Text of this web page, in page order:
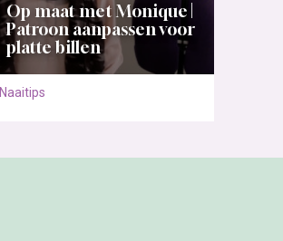
Op maat met Monique |
Patroon aanpassen voor
platte billen
Naaitips